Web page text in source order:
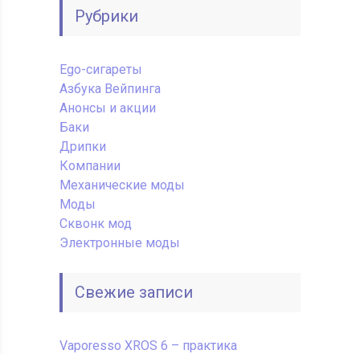
Рубрики
Ego-сигареты
Азбука Вейпинга
Анонсы и акции
Баки
Дрипки
Компании
Механические моды
Моды
Сквонк мод
Электронные моды
Свежие записи
Vaporesso XROS 6 – практика